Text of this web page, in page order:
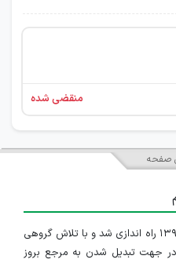
منقضی شده
صفحه
سایت ایران استخدام در تاریخ ۱۳۹۱/۱/۱۰ راه اندازی شد و با تلاش گروهی
در جهت تبدیل شدن به مرجع بروز